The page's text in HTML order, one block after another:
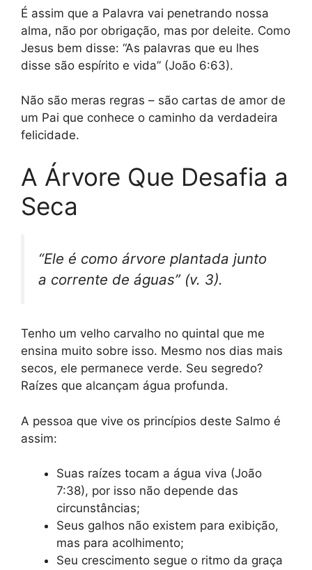
É assim que a Palavra vai penetrando nossa
alma, não por obrigação, mas por deleite. Como
Jesus bem disse: “As palavras que eu lhes
disse são espírito e vida” (João 6:63).
Não são meras regras – são cartas de amor de
um Pai que conhece o caminho da verdadeira
felicidade.
A Árvore Que Desafia a
Seca
“Ele é como árvore plantada junto
a corrente de águas” (v. 3).
Tenho um velho carvalho no quintal que me
ensina muito sobre isso. Mesmo nos dias mais
secos, ele permanece verde. Seu segredo?
Raízes que alcançam água profunda.
A pessoa que vive os princípios deste Salmo é
assim:
Suas raízes tocam a água viva (João
7:38), por isso não depende das
circunstâncias;
Seus galhos não existem para exibição,
mas para acolhimento;
Seu crescimento segue o ritmo da graça